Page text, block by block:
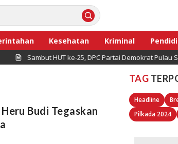
Kesehatan Kriminal
Sport
Sambut HUT ke-25, DPC Partai Demokrat Pulau
Budi Tegaskan
TAG
Headline
Pilkada 2024